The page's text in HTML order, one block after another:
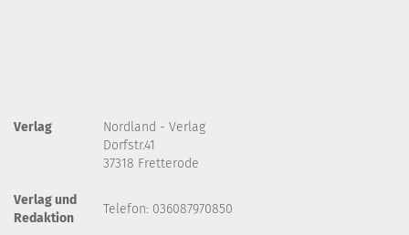
Verlag
Nordland - Verlag
Dorfstr.41
37318 Fretterode
Verlag und
Redaktion
Telefon: 036087970850